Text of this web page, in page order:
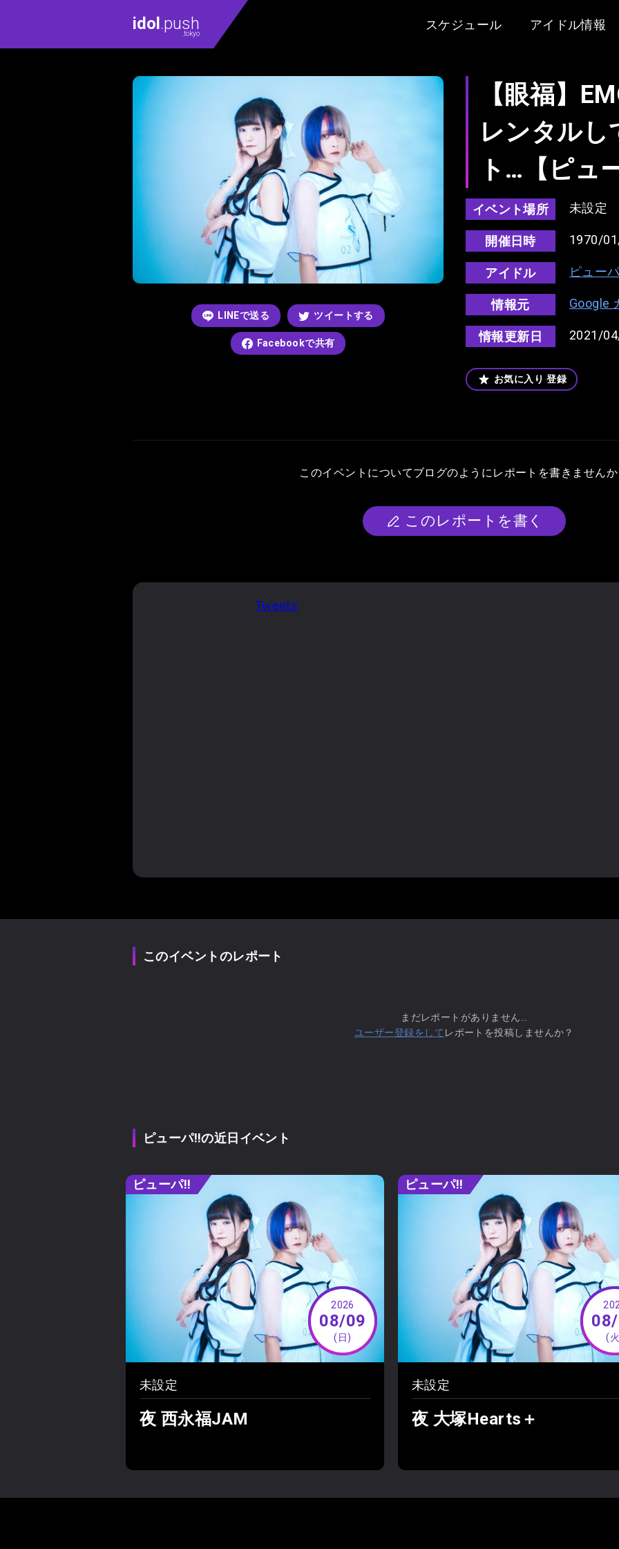
idol .push
.tokyo
スケジュール アイドル情報
LINEで送る ツイートする
Facebookで共有
【眼福】
レンタルし
ト…【ピュ
イベント場所 未設定
開催日時 1970/
アイドル ピュー
情報元 Google
情報更新日 2021/
お気に入り 登録
このイベントについてブログのようにレポートを書きませんか
このレポートを書く
Tweets
このイベントのレポート
まだレポートがありません...
ユーザー登録をして レポートを投稿しませんか？
ピューパ‼︎の近日イベント
ピューパ‼︎
2026
08/09
(日)
未設定
夜 西永福JAM
ピューパ‼︎
(
未設定
夜 大塚Hearts＋